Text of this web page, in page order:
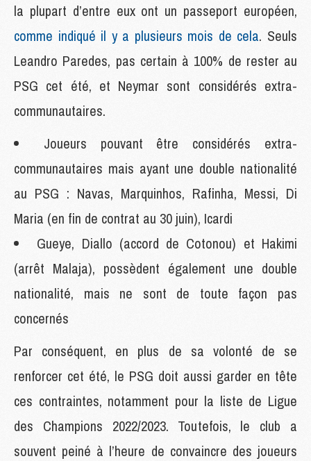
la plupart d’entre eux ont un passeport européen,
comme indiqué il y a plusieurs mois de cela. Seuls
Leandro Paredes, pas certain à 100% de rester au
PSG cet été, et Neymar sont considérés extra-
communautaires.
Joueurs pouvant être considérés extra-
communautaires mais ayant une double nationalité
au PSG : Navas, Marquinhos, Rafinha, Messi, Di
Maria (en fin de contrat au 30 juin), Icardi
Gueye, Diallo (accord de Cotonou) et Hakimi
(arrêt Malaja), possèdent également une double
nationalité, mais ne sont de toute façon pas
concernés
Par conséquent, en plus de sa volonté de se
renforcer cet été, le PSG doit aussi garder en tête
ces contraintes, notamment pour la liste de Ligue
des Champions 2022/2023. Toutefois, le club a
souvent peiné à l’heure de convaincre des joueurs